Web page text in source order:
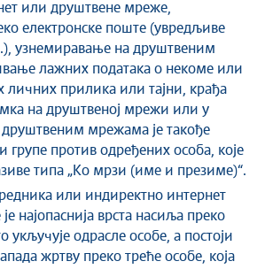
или друштвене мреже,
електронске поште (увредљиве
узнемиравање на друштвеним
лажних података о некоме или
личних прилика или тајни, крађа
на друштвеној мрежи или у
мрежама је такође
против одређених особа, које
типа „Ко мрзи (име и презиме)“.
или индиректно интернет
најопаснија врста насиља преко
укључује одрасле особе, а постоји
жртву преко треће особе, која